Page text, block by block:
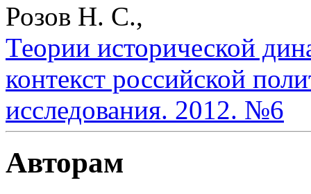
Розов Н. С.,
Теории исторической
контекст российской
исследования. 2012. №6
Авторам